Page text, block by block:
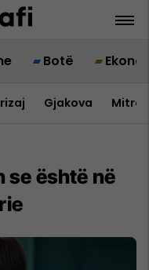
Botë
Gjakova
se është në